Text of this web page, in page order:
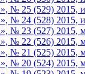
№ 25 (529) 2015,
№ 24 (528) 2015,
№ 23 (527) 2015,
№ 22 (526) 2015,
№ 21 (525) 2015,
№ 20 (524) 2015,